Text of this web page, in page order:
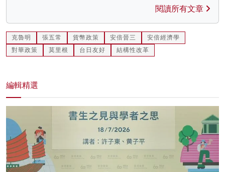
閱讀所有文章
克魯明 張五常 貨幣政策 安倍晉三
安倍經濟學
對華政策
莫里根 台日友好 結構性改革
編輯精選